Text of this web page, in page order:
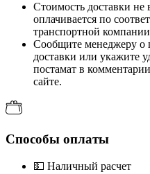
Стоимость доставки не
оплачивается по
транспортной
Сообщите менеджеру о
доставки или укажите
постамат в
сайте.
Способы оплаты
💵 Наличный расчет